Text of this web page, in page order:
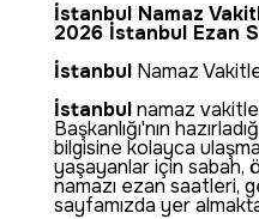
İstanbul Namaz
2026 İstanbul Ezan
İstanbul Namaz
İstanbulnamaz
Başkanlığı'nın
bilgisine kolayca
yaşayanlar için sabah,
namazı ezan saatleri,
sayfamızda yer